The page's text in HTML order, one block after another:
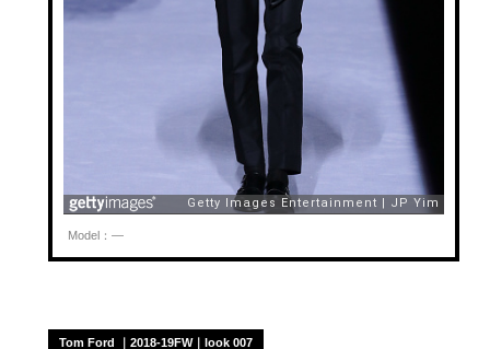
Model：—
Tom Ford ｜2018-19FW｜look 007